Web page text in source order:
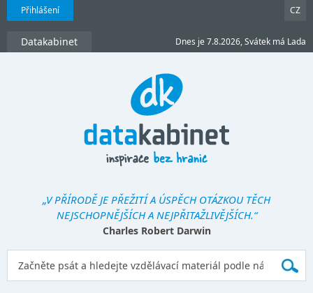
Přihlášení CZ
Datakabinet Dnes je 7.8.2026, Svátek má Lada
„V PŘÍRODĚ JE PŘEŽITÍ A ÚSPĚCH OTÁZKOU TĚCH
NEJSCHOPNĚJŠÍCH A NEJPŘITAŽLIVĚJŠÍCH.“
Charles Robert Darwin